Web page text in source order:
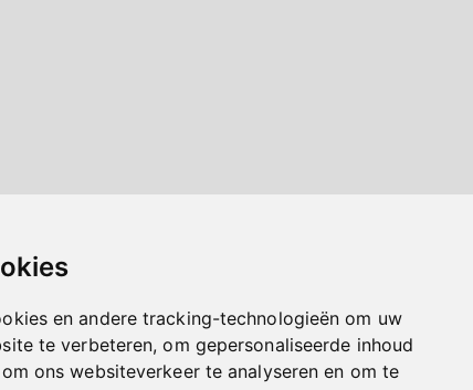
en andere tracking-technologieën om uw
te verbeteren, om gepersonaliseerde inhoud
ons websiteverkeer te analyseren en om te